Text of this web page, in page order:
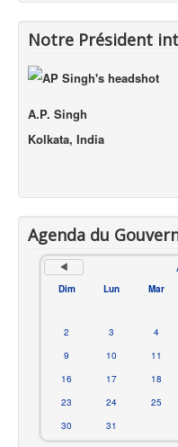
Notre Président
A.P. Singh
Kolkata, India
Agenda du
Dim Lun Mar
2
3 4
9
10 11
16
17 18
23
24 25
30
31